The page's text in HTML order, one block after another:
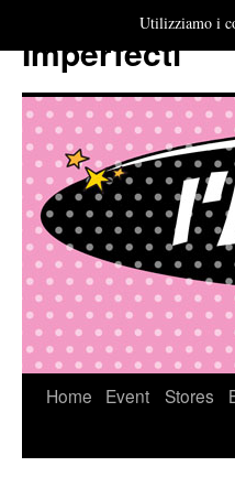
Imperfecti
VaiHome Event Stores
Utilizziamo i